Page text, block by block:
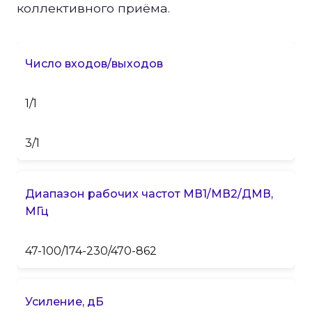
коллективного приёма.
Число входов/выходов
1/1
3/1
Диапазон рабочих частот МВ1/МВ2/ДМВ,
МГц
47-100/174-230/470-862
Усиление, дБ